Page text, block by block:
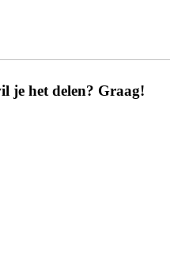
je het delen? Graag!